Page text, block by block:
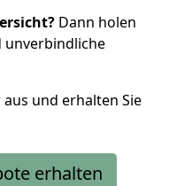
Dann holen
unverbindliche
und erhalten Sie
erhalten